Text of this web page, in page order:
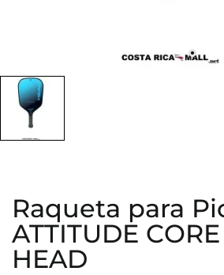
Raqueta para
ATTITUDE
HEAD